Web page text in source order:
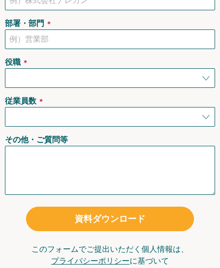
部署・部門 ＊
役職 ＊
従業員数 ＊
その他・ご質問等
資料ダウンロード
このフォームでご提出いただく個人情報は、
プライバシーポリシーに基づいて